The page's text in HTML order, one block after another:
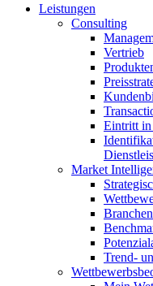
Leistungen
Consulting
Vertrieb
Eintritt in
Market
Trend-